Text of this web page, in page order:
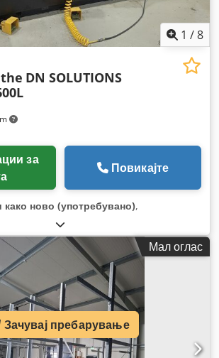
1 /8
DN SOLUTIONS
Повикајте
како ново (употребувано),
Мал оглас
Зачувај пребарување